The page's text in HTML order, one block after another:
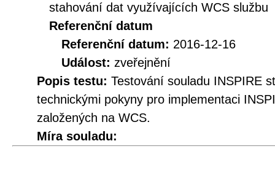
stahování dat využívajících WCS službu
Referenční datum
Referenční datum: 2016-12-16
Událost: zveřejnění
Popis testu: Testování souladu INSPIRE
technickými pokyny pro implementaci
založených na WCS.
Míra souladu: